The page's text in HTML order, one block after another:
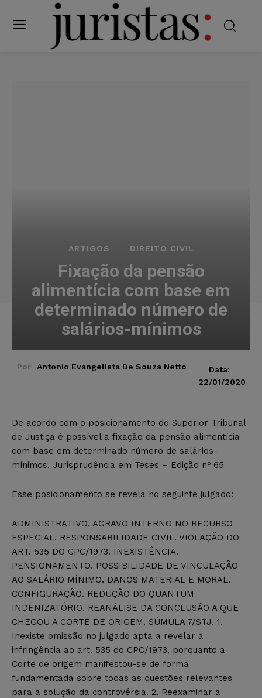
ARTIGOS DIREITO CIVIL
Fixação da pensão
alimentícia com base em
determinado número de
salários-mínimos
Por Antonio Evangelista De Souza Netto
Data:
22/01/2020
De acordo com o posicionamento do Superior Tribunal
de Justiça é possível a fixação da pensão alimentícia
com base em determinado número de salários-
mínimos. Jurisprudência em Teses – Edição nº 65
Esse posicionamento se revela no seguinte julgado:
ADMINISTRATIVO. AGRAVO INTERNO NO RECURSO
ESPECIAL. RESPONSABILIDADE CIVIL. VIOLAÇÃO DO
ART. 535 DO CPC/1973. INEXISTÊNCIA.
PENSIONAMENTO. POSSIBILIDADE DE VINCULAÇÃO
AO SALÁRIO MÍNIMO. DANOS MATERIAL E MORAL.
CONFIGURAÇÃO. REDUÇÃO DO QUANTUM
INDENIZATÓRIO. REANÁLISE DA CONCLUSÃO A QUE
CHEGOU A CORTE DE ORIGEM. SÚMULA 7/STJ. 1.
Inexiste omissão no julgado apta a revelar a
infringência ao art. 535 do CPC/1973, porquanto a
Corte de origem manifestou-se de forma
fundamentada sobre todas as questões relevantes
para a solução da controvérsia. 2. Reexaminar a